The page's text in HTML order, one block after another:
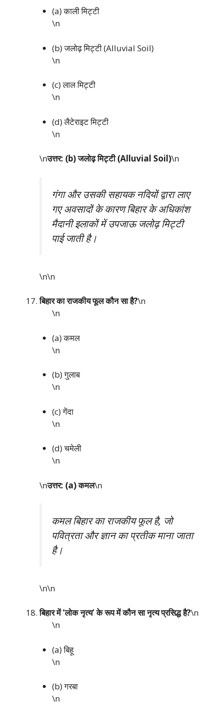
(a) काली मिट्टी
\n
(b) जलोढ़ मिट्टी (Alluvial Soil)
\n
(c) लाल मिट्टी
\n
(d) लैटेराइट मिट्टी
\n
\nउत्तर: (b) जलोढ़ मिट्टी (Alluvial Soil)\n
गंगा और उसकी सहायक नदियों द्वारा लाए
गए अवसादों के कारण बिहार के अधिकांश
मैदानी इलाकों में उपजाऊ जलोढ़ मिट्टी
पाई जाती है।
\n\n
बिहार का राजकीय फूल कौन सा है?\n
\n
(a) कमल
\n
(b) गुलाब
\n
(c) गेंदा
\n
(d) चमेली
\n
\nउत्तर: (a) कमल\n
कमल बिहार का राजकीय फूल है, जो
पवित्रता और ज्ञान का प्रतीक माना जाता
है।
\n\n
बिहार में ‘लोक नृत्य’ के रूप में कौन सा नृत्य प्रसिद्ध है?\n
\n
(a) बिहू
\n
(b) गरबा
\n